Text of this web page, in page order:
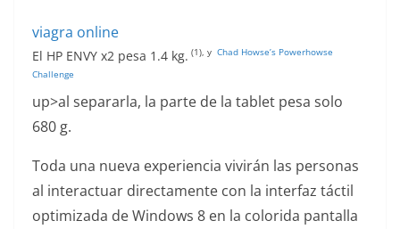
viagra online
El HP ENVY x2 pesa 1.4 kg. (1), y Chad Howse’s Powerhowse
Challenge
up>al separarla, la parte de la tablet pesa solo
680 g.
Toda una nueva experiencia vivirán las personas
al interactuar directamente con la interfaz táctil
optimizada de Windows 8 en la colorida pantalla